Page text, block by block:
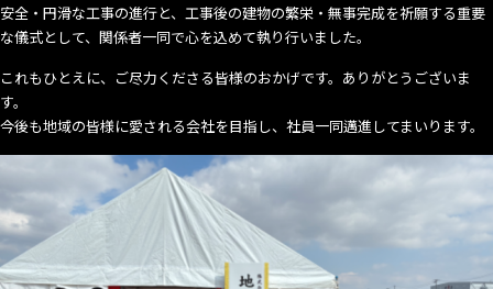
安全・円滑な工事の進行と、工事後の建物の繁栄・無事完成を祈願する重要
な儀式として、関係者一同で心を込めて執り行いました。
これもひとえに、ご尽力くださる皆様のおかげです。ありがとうございま
す。
今後も地域の皆様に愛される会社を目指し、社員一同邁進してまいります。